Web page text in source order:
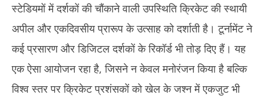
स्टेडियमों में दर्शकों की चौंकाने वाली उपस्थिति क्रिकेट की स्थायी
अपील और एकदिवसीय प्रारूप के उत्साह को दर्शाती है। टूर्नामेंट ने
कई प्रसारण और डिजिटल दर्शकों के रिकॉर्ड भी तोड़ दिए हैं। यह
एक ऐसा आयोजन रहा है, जिसने न केवल मनोरंजन किया है बल्कि
विश्व स्तर पर क्रिकेट प्रशंसकों को खेल के जश्न में एकजुट भी